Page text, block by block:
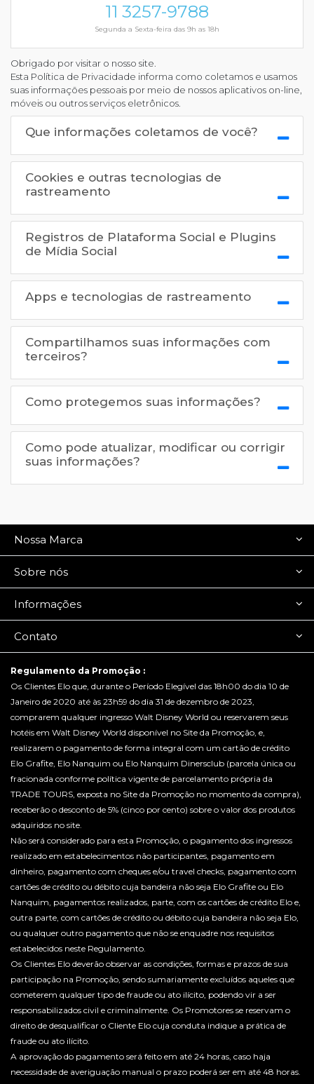
11 3257-9788
Segunda a Sexta-feira das 9h as 18h
Obrigado por visitar o nosso site.
Esta Política de Privacidade informa como coletamos e usamos
suas informações pessoais por meio de nossos aplicativos on-line,
móveis ou outros serviços eletrônicos.
Que informações coletamos de você?
Cookies e outras tecnologias de
rastreamento
Registros de Plataforma Social e Plugins
de Mídia Social
Apps e tecnologias de rastreamento
Compartilhamos suas informações com
terceiros?
Como protegemos suas informações?
Como pode atualizar, modificar ou corrigir
suas informações?
Nossa Marca
Sobre nós
Informações
Contato
Regulamento da Promoção :
Os Clientes Elo que, durante o Período Elegível das 18h00 do dia 10 de
Janeiro de 2020 até às 23h59 do dia 31 de dezembro de 2023,
comprarem qualquer ingresso Walt Disney World ou reservarem seus
hotéis em Walt Disney World disponível no Site da Promoção, e,
realizarem o pagamento de forma integral com um cartão de crédito
Elo Grafite, Elo Nanquim ou Elo Nanquim Dinersclub (parcela única ou
fracionada conforme política vigente de parcelamento própria da
TRADE TOURS, exposta no Site da Promoção no momento da compra),
receberão o desconto de 5% (cinco por cento) sobre o valor dos produtos
adquiridos no site.
Não será considerado para esta Promoção, o pagamento dos ingressos
realizado em estabelecimentos não participantes, pagamento em
dinheiro, pagamento com cheques e/ou travel checks, pagamento com
cartões de crédito ou débito cuja bandeira não seja Elo Grafite ou Elo
Nanquim, pagamentos realizados, parte, com os cartões de crédito Elo e,
outra parte, com cartões de crédito ou débito cuja bandeira não seja Elo,
ou qualquer outro pagamento que não se enquadre nos requisitos
estabelecidos neste Regulamento.
Os Clientes Elo deverão observar as condições, formas e prazos de sua
participação na Promoção, sendo sumariamente excluídos aqueles que
cometerem qualquer tipo de fraude ou ato ilícito, podendo vir a ser
responsabilizados civil e criminalmente. Os Promotores se reservam o
direito de desqualificar o Cliente Elo cuja conduta indique a prática de
fraude ou ato ilícito.
A aprovação do pagamento será feito em até 24 horas, caso haja
necessidade de averiguação manual o prazo poderá ser em até 48 horas.